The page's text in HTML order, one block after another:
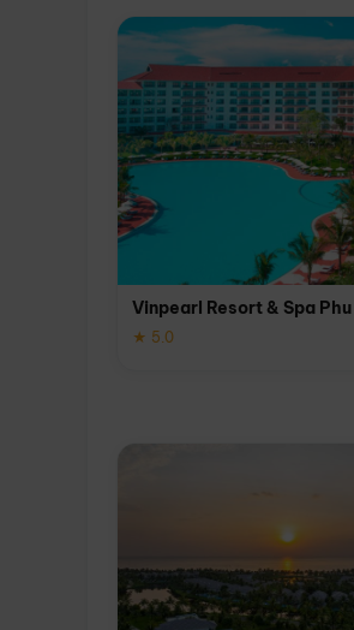
Vinpearl Resort & Spa
★ 5.0